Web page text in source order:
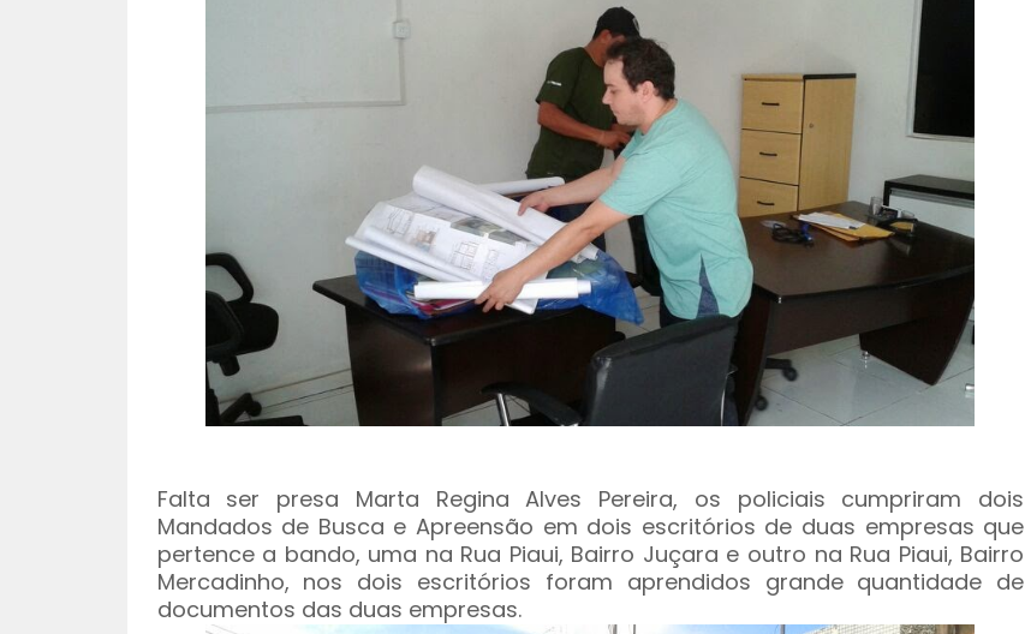
Falta ser presa Marta Regina Alves Pereira, os policiais cumpriram dois
Mandados de Busca e Apreensão em dois escritórios de duas empresas que
pertence a bando, uma na Rua Piaui, Bairro Juçara e outro na Rua Piaui, Bairro
Mercadinho, nos dois escritórios foram aprendidos grande quantidade de
documentos das duas empresas.